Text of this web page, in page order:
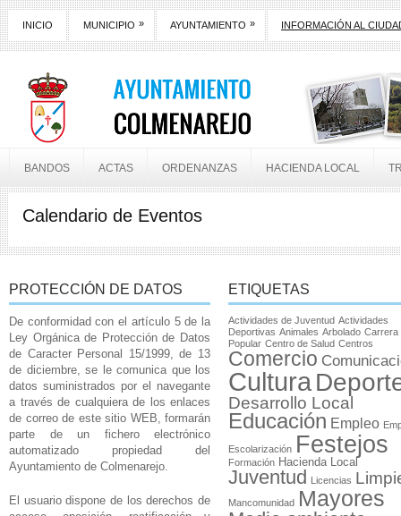
INICIO MUNICIPIO » AYUNTAMIENTO » INFORMACIÓN AL
BANDOS ACTAS ORDENANZAS HACIENDA LOCAL
Calendario de Eventos
PROTECCIÓN DE DATOS
De conformidad con el artículo 5 de la
Ley Orgánica de Protección de Datos
de Caracter Personal 15/1999, de 13
de diciembre, se le comunica que los
datos suministrados por el navegante
a través de cualquiera de los enlaces
de correo de este sitio WEB, formarán
parte de un fichero electrónico
automatizado propiedad del
Ayuntamiento de Colmenarejo.
El usuario dispone de los derechos de
ETIQUETAS
Actividades de Juventud Actividades
Deportivas Animales Arbolado Carrera
Popular Centro de Salud Centros
Comercio
Cultura
Desarrollo Local
Educación Empleo
Escolarización Festejos
Formación Hacienda Local
Juventud Licencias
Mancomunidad Mayores